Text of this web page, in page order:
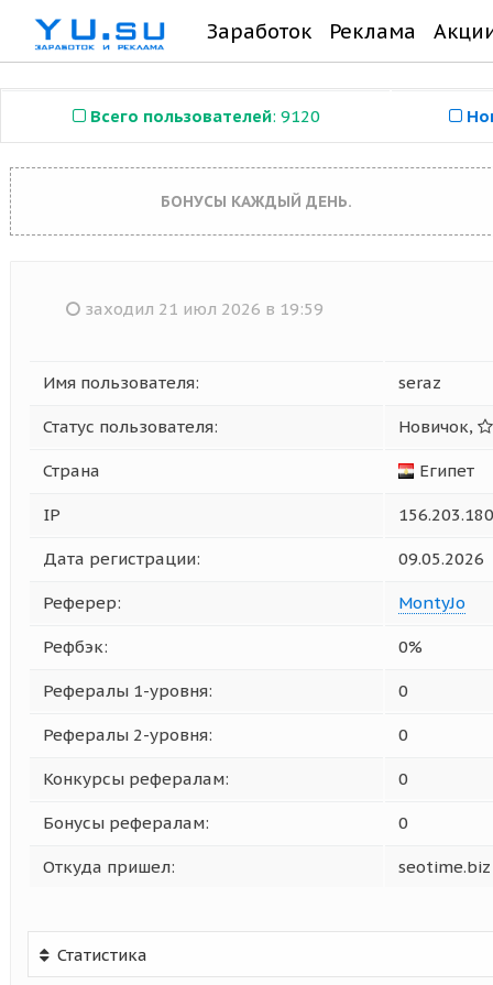
Заработок Реклама
Всего пользователей: 9120
БОНУСЫ КАЖДЫЙ ДЕНЬ.
заходил 21 июл 2026 в 19:59
Имя пользователя: seraz
Статус пользователя: Новичок,
Страна Египет
IP
Дата регистрации: 09.05.2026
Реферер: MontyJo
Рефбэк: 0%
Рефералы 1-уровня: 0
Рефералы 2-уровня: 0
Конкурсы рефералам: 0
Бонусы рефералам: 0
Откуда пришел: seotime.biz
Статистика